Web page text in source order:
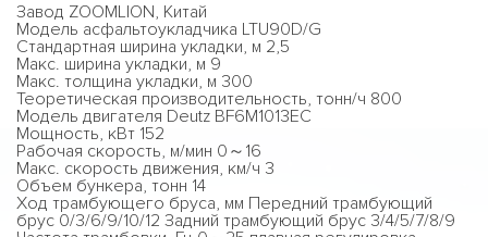
Завод ZOOMLION, Китай
Модель асфальтоукладчика LTU90D/G
Стандартная ширина укладки, м 2,5
Макс. ширина укладки, м 9
Макс. толщина укладки, м 300
Теоретическая производительность, тонн/ч 800
Модель двигателя Deutz BF6M1013EC
Мощность, кВт 152
Рабочая скорость, м/мин 0～16
Макс. скорость движения, км/ч 3
Объем бункера, тонн 14
Ход трамбующего бруса, мм Передний трамбующий
брус 0/3/6/9/10/12 Задний трамбующий брус 3/4/5/7/8/9